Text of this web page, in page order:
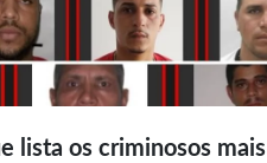
lista os criminosos mais